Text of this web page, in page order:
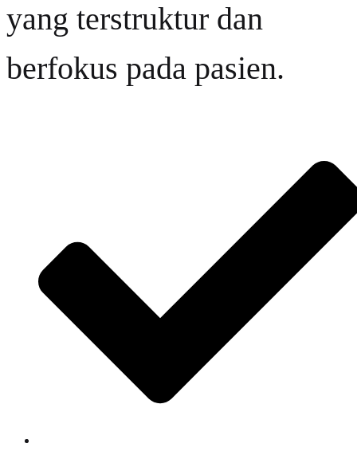
yang terstruktur dan
berfokus pada pasien.